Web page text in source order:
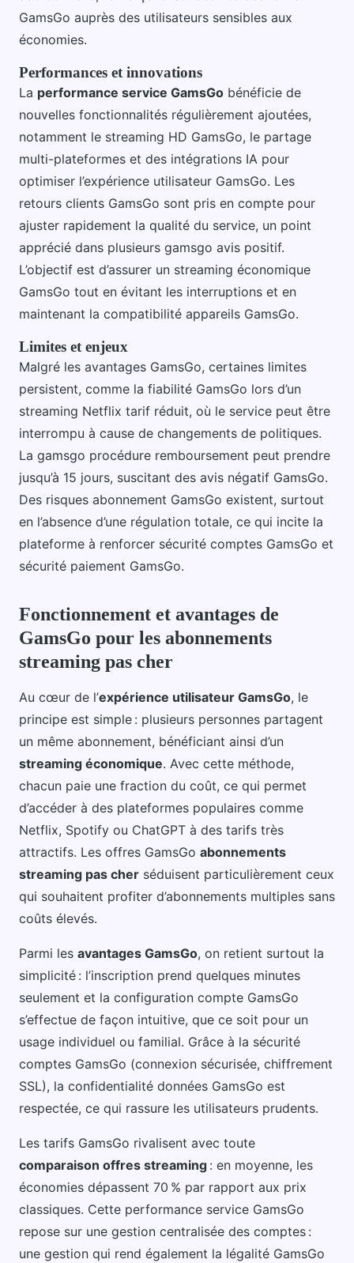
GamsGo auprès des utilisateurs sensibles aux
économies.
Performances et innovations
La performance service GamsGo bénéficie de
nouvelles fonctionnalités régulièrement ajoutées,
notamment le streaming HD GamsGo, le partage
multi-plateformes et des intégrations IA pour
optimiser l’expérience utilisateur GamsGo. Les
retours clients GamsGo sont pris en compte pour
ajuster rapidement la qualité du service, un point
apprécié dans plusieurs gamsgo avis positif.
L’objectif est d’assurer un streaming économique
GamsGo tout en évitant les interruptions et en
maintenant la compatibilité appareils GamsGo.
Limites et enjeux
Malgré les avantages GamsGo, certaines limites
persistent, comme la fiabilité GamsGo lors d’un
streaming Netflix tarif réduit, où le service peut être
interrompu à cause de changements de politiques.
La gamsgo procédure remboursement peut prendre
jusqu’à 15 jours, suscitant des avis négatif GamsGo.
Des risques abonnement GamsGo existent, surtout
en l’absence d’une régulation totale, ce qui incite la
plateforme à renforcer sécurité comptes GamsGo et
sécurité paiement GamsGo.
Fonctionnement et avantages de
GamsGo pour les abonnements
streaming pas cher
Au cœur de l’expérience utilisateur GamsGo, le
principe est simple : plusieurs personnes partagent
un même abonnement, bénéficiant ainsi d’un
streaming économique. Avec cette méthode,
chacun paie une fraction du coût, ce qui permet
d’accéder à des plateformes populaires comme
Netflix, Spotify ou ChatGPT à des tarifs très
attractifs. Les offres GamsGo abonnements
streaming pas cher séduisent particulièrement ceux
qui souhaitent profiter d’abonnements multiples sans
coûts élevés.
Parmi les avantages GamsGo, on retient surtout la
simplicité : l’inscription prend quelques minutes
seulement et la configuration compte GamsGo
s’effectue de façon intuitive, que ce soit pour un
usage individuel ou familial. Grâce à la sécurité
comptes GamsGo (connexion sécurisée, chiffrement
SSL), la confidentialité données GamsGo est
respectée, ce qui rassure les utilisateurs prudents.
Les tarifs GamsGo rivalisent avec toute
comparaison offres streaming : en moyenne, les
économies dépassent 70 % par rapport aux prix
classiques. Cette performance service GamsGo
repose sur une gestion centralisée des comptes :
une gestion qui rend également la légalité GamsGo